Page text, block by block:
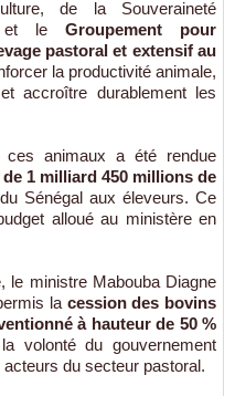
de la Souveraineté
et le Groupement pour
pastoral et extensif au
la productivité animale,
accroître durablement les
ces animaux a été rendue
1 milliard 450 millions de
Sénégal aux éleveurs. Ce
alloué au ministère en
le ministre Mabouba Diagne
la cession des bovins
à hauteur de 50 %
volonté du gouvernement
du secteur pastoral.